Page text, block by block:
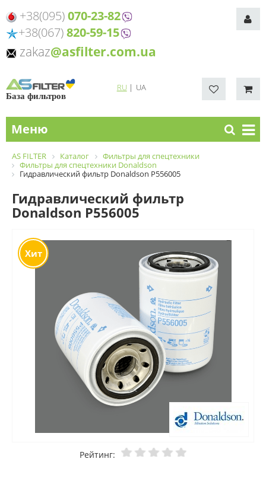
+38(095)070-23-82
+38(067)820-59-15
zakaz@asfilter.com.ua
База фильтров
RU| UA
Меню
AS FILTER Каталог
Фильтры для спецтехники
Фильтры для спецтехники Donaldson
Гидравлический фильтр Donaldson P556005
Гидравлический фильтр
Donaldson P556005
Хит
Рейтинг: